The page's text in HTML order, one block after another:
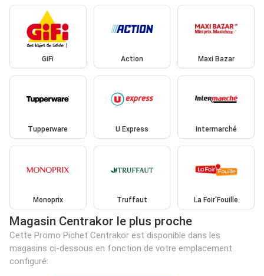
GiFi Action Maxi Bazar
Tupperware U Express Intermarché
Monoprix Truffaut La Foir'Fouille
Magasin Centrakor le plus proche
Cette Promo Pichet Centrakor est disponible dans les
magasins ci-dessous en fonction de votre emplacement
configuré: